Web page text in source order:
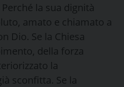
la sua dignità
amato e chiamato a
Dio. Se la Chiesa
della forza
la
sconfitta. Se la